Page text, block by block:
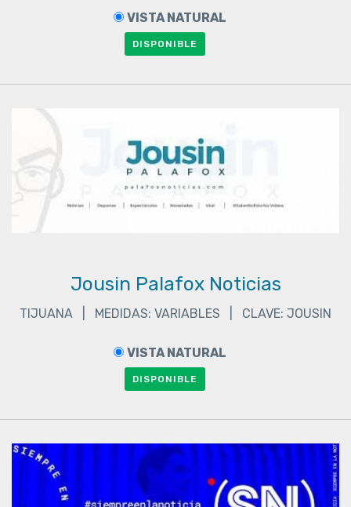
VISTA NATURAL
DISPONIBLE
Jousin Palafox Noticias
TIJUANA | MEDIDAS: VARIABLES | CLAVE: JOUSIN
VISTA NATURAL
DISPONIBLE